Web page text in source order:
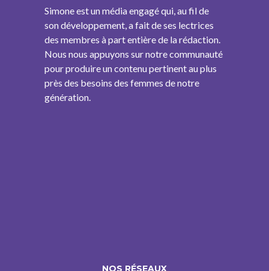
Simone est un média engagé qui, au fil de
son développement, a fait de ses lectrices
des membres à part entière de la rédaction.
Nous nous appuyons sur notre communauté
pour produire un contenu pertinent au plus
près des besoins des femmes de notre
génération.
NOS RÉSEAUX